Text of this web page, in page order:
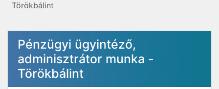
Törökbálint
Pénzügyi ügyintéző,
adminisztrátor munka -
Törökbálint